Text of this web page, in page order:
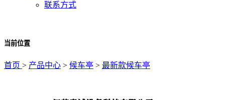
联系方式
当前位置
首页 > 产品中心 > 候车亭 > 最新款候车亭